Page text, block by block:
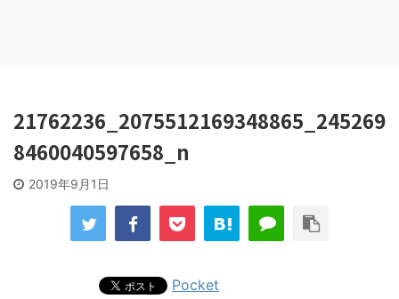
21762236_2075512169348865_245269
8460040597658_n
2019年9月1日
Pocket